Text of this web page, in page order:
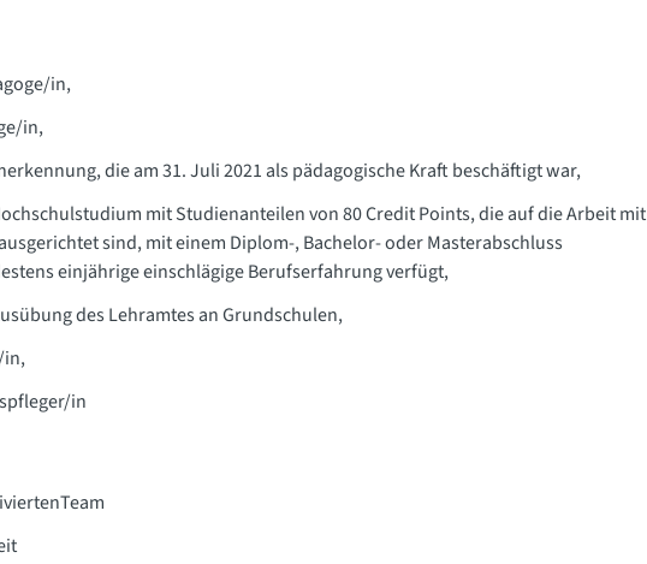
in,
in,
die am 31. Juli 2021 als pädagogische Kraft beschäftigt war,
mit Studienanteilen von 80 Credit Points, die auf die Arbeit mit
sind, mit einem Diplom-, Bachelor- oder Masterabschluss
einjährige einschlägige Berufserfahrung verfügt,
des Lehramtes an Grundschulen,
in,
in